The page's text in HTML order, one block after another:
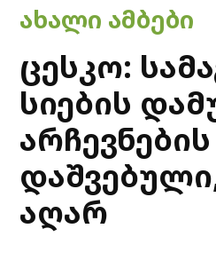
POSTED
ᲐᲮᲐᲚᲘ ᲐᲛᲑᲔᲑᲘ
ცესკო:
სიების
აღარ